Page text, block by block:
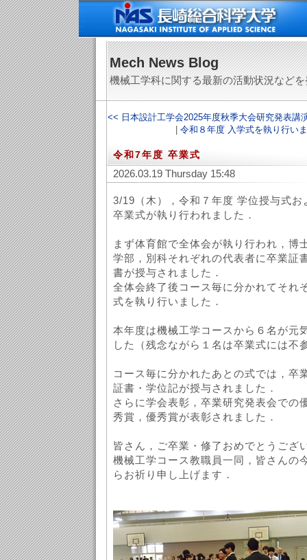
Mech News Blog
機械工学科に関する最新の活動状況など
<< 日本設計工学会2025年度秋季大会研究発表講
令和８年度 入学式を執り行い
令和7年度 卒業式
2026.03.19 Thursday 15:48
3/19（木），令和７年度 学位授与式お
卒業式が執り行われました．
まず体育館で全体会が執り行われ，博
学部，別科それぞれの代表者に卒業証
書が授与されました．
全体会終了後コース毎に分かれてそれ
式を執り行いました．
本年度は機械工学コースから６名が元
した（残念ながら１名は卒業式には不
コース毎に分かれたあとの式では，卒
証書・学位記が授与されました．
さらに学会表彰，卒業研究発表会での
秀賞，優秀賞が表彰されました．
皆さん，ご卒業・修了おめでとうござ
機械工学コース教職員一同，皆さんの
らお祈り申し上げます．